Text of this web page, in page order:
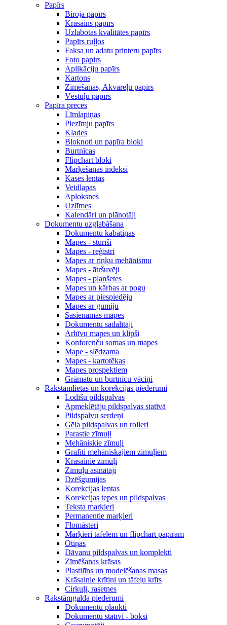
Papīrs
Biroja papīrs
Krāsains papīrs
Uzlabotas kvalitātes papīrs
Papīrs ruļļos
Faksa un adatu printeru papīrs
Foto papirs
Aplikāciju papīrs
Kartons
Zīmēšanas, Akvareļu papīrs
Vēstuļu papīrs
Papīra preces
Līmlapiņas
Piezīmju papīrs
Klades
Bloknoti un papīra bloki
Burtnīcas
Flipchart bloki
Marķēšanas indeksi
Kases lentas
Veidlapas
Aploksnes
Uzlīmes
Kalendāri un plānotāji
Dokumentu uzglabāšana
Dokumentu kabatiņas
Mapes - stūrīši
Mapes - reģistri
Mapes ar riņķu mehānismu
Mapes - ātršuvēji
Mapes - planšetes
Mapes un kārbas ar pogu
Mapes ar piespiedēju
Mapes ar gumiju
Sasienamas mapes
Dokumentu sadalītāji
Arhīvu mapes un klipši
Konforenču somas un mapes
Mape - slēdzama
Mapes - kartotēkas
Mapes prospektiem
Grāmatu un burtnīcu vāciņi
Rakstāmlietas un korekcijas piederumi
Lodīšu pildspalvas
Apmeklētāju pildspalvas statīvā
Pildspalvu serdeņi
Gēla pildspalvas un rolleri
Parastie zīmuļi
Mehāniskie zīmuļi
Grafīti mehāniskajiem zīmuļiem
Krāsainie zīmuļi
Zīmuļu asinātāji
Dzēšgumijas
Korekcijas lentas
Korekcijas tepes un pildspalvas
Teksta marķieri
Permanentie marķieri
Flomāsteri
Marķieri tāfelēm un flipchart papīram
Otiņas
Dāvanu pildspalvas un komplekti
Zīmēšanas krāsas
Plastilīns un modelēšanas masas
Krāsainie krītiņi un tāfeļu krīts
Cirkuļi, rasetnes
Rakstāmgalda piederumi
Dokumentu plaukti
Dokumentu statīvi - boksi